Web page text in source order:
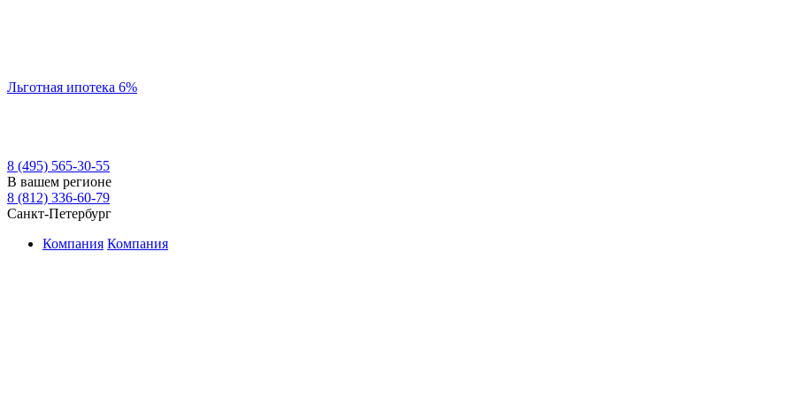
Льготная ипотека 6%
8 (495) 565-30-55
В вашем регионе
8 (812) 336-60-79
Санкт-Петербург
Компания Компания